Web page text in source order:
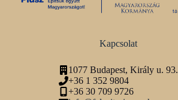
Kapcsolat
1077 Budapest, Király u. 93.
+36 1 352 9804
+36 30 709 9726